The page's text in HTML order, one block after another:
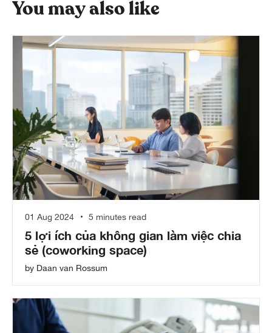
You may also like
01 Aug 2024 5 minutes read
5 lợi ích của không gian làm việc chia
sẻ (coworking space)
by Daan van Rossum